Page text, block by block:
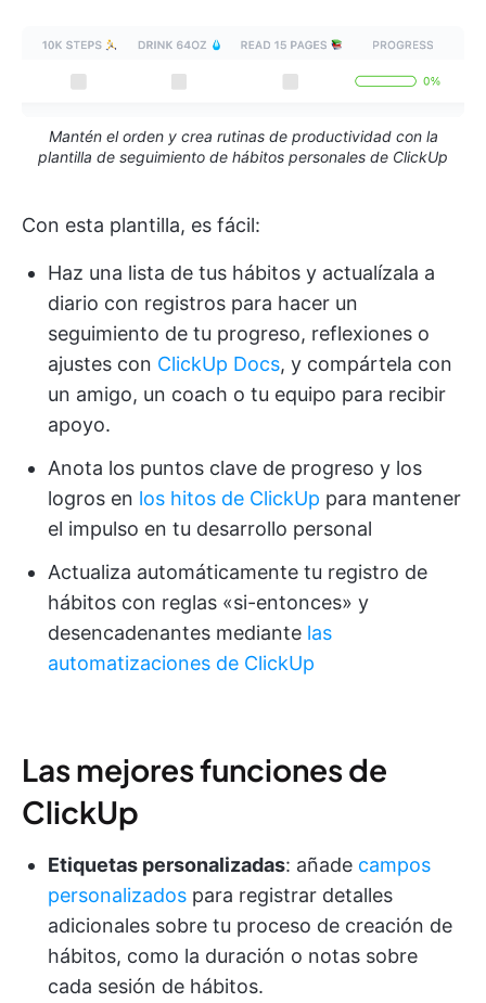
Mantén el orden y crea rutinas de productividad con la
plantilla de seguimiento de hábitos personales de ClickUp
Con esta plantilla, es fácil:
Haz una lista de tus hábitos y actualízala a
diario con registros para hacer un
seguimiento de tu progreso, reflexiones o
ajustes con ClickUp Docs, y compártela con
un amigo, un coach o tu equipo para recibir
apoyo.
Anota los puntos clave de progreso y los
logros en los hitos de ClickUp para mantener
el impulso en tu desarrollo personal
Actualiza automáticamente tu registro de
hábitos con reglas «si-entonces» y
desencadenantes mediante las
automatizaciones de ClickUp
Las mejores funciones de
ClickUp
Etiquetas personalizadas: añade campos
personalizados para registrar detalles
adicionales sobre tu proceso de creación de
hábitos, como la duración o notas sobre
cada sesión de hábitos.